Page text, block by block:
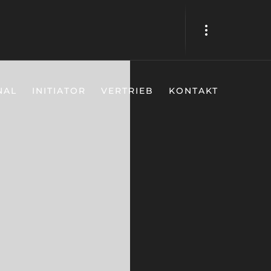
INITIATOR VERTRIEB KONTAKT